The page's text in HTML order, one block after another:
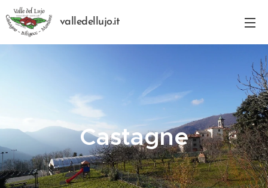
valledellujo.it
Castagne